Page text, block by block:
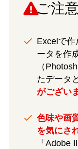
ご注
Excelで
ータを作
（
たデータ
がござい
色味や画
を気にさ
「Adobe